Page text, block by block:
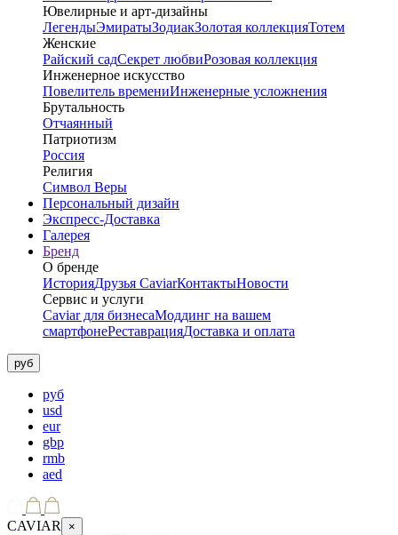
Ювелирные и арт-дизайны
ЛегендыЭмиратыЗодиакЗолотая коллекцияТотем
Женские
Райский садСекрет любвиРозовая коллекция
Инженерное искусство
Повелитель времениИнженерные усложнения
Брутальность
Отчаянный
Патриотизм
Россия
Религия
Символ Веры
Персональный дизайн
Экспресс-Доставка
Галерея
Бренд
О бренде
ИсторияДрузья CaviarКонтактыНовости
Сервис и услуги
Caviar для бизнесаМоддинг на вашем
смартфонеРеставрацияДоставка и оплата
руб
руб
usd
eur
gbp
rmb
aed
CAVIAR ×